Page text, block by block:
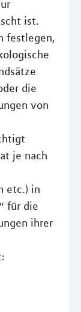
ist.
festlegen,
die
von
je nach
etc.) in
für die
ihrer